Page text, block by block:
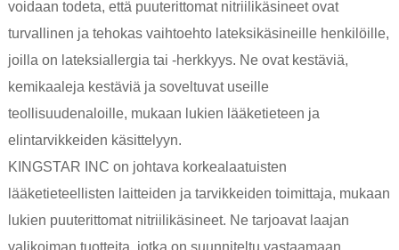
voidaan todeta, että puuterittomat nitriilikäsineet ovat
turvallinen ja tehokas vaihtoehto lateksikäsineille henkilöille,
joilla on lateksiallergia tai -herkkyys. Ne ovat kestäviä,
kemikaaleja kestäviä ja soveltuvat useille
teollisuudenaloille, mukaan lukien lääketieteen ja
elintarvikkeiden käsittelyyn.
KINGSTAR INC on johtava korkealaatuisten
lääketieteellisten laitteiden ja tarvikkeiden toimittaja, mukaan
lukien puuterittomat nitriilikäsineet. Ne tarjoavat laajan
valikoiman tuotteita, jotka on suunniteltu vastaamaan